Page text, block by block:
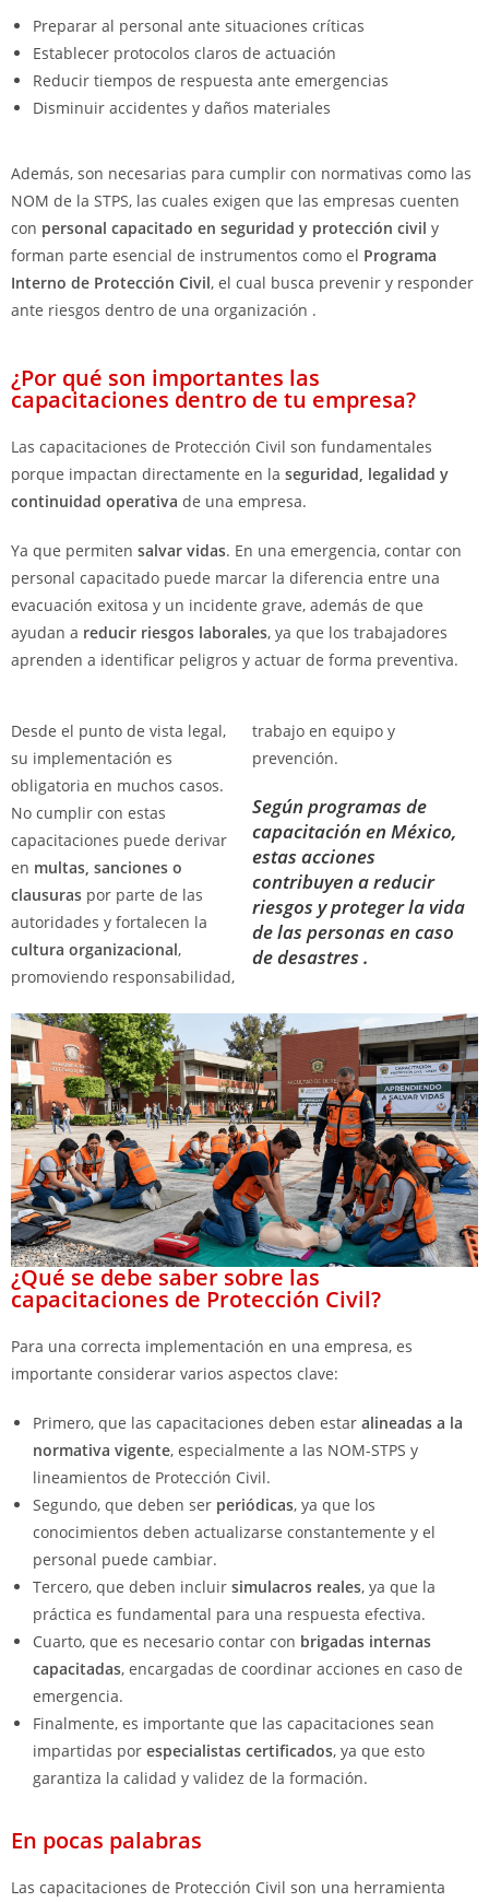
Preparar al personal ante situaciones críticas
Establecer protocolos claros de actuación
Reducir tiempos de respuesta ante emergencias
Disminuir accidentes y daños materiales
Además, son necesarias para cumplir con normativas como las
NOM de la STPS, las cuales exigen que las empresas cuenten
con personal capacitado en seguridad y protección civil y
forman parte esencial de instrumentos como el Programa
Interno de Protección Civil, el cual busca prevenir y responder
ante riesgos dentro de una organización .
¿Por qué son importantes las
capacitaciones dentro de tu empresa?
Las capacitaciones de Protección Civil son fundamentales
porque impactan directamente en la seguridad, legalidad y
continuidad operativa de una empresa.
Ya que permiten salvar vidas. En una emergencia, contar con
personal capacitado puede marcar la diferencia entre una
evacuación exitosa y un incidente grave, además de que
ayudan a reducir riesgos laborales, ya que los trabajadores
aprenden a identificar peligros y actuar de forma preventiva.
Desde el punto de vista legal,
su implementación es
obligatoria en muchos casos.
No cumplir con estas
capacitaciones puede derivar
en multas, sanciones o
clausuras por parte de las
autoridades y fortalecen la
cultura organizacional,
promoviendo responsabilidad,
trabajo en equipo y
prevención.
Según programas de
capacitación en México,
estas acciones
contribuyen a reducir
riesgos y proteger la vida
de las personas en caso
de desastres .
¿Qué se debe saber sobre las
capacitaciones de Protección Civil?
Para una correcta implementación en una empresa, es
importante considerar varios aspectos clave:
Primero, que las capacitaciones deben estar alineadas a la
normativa vigente, especialmente a las NOM-STPS y
lineamientos de Protección Civil.
Segundo, que deben ser periódicas, ya que los
conocimientos deben actualizarse constantemente y el
personal puede cambiar.
Tercero, que deben incluir simulacros reales, ya que la
práctica es fundamental para una respuesta efectiva.
Cuarto, que es necesario contar con brigadas internas
capacitadas, encargadas de coordinar acciones en caso de
emergencia.
Finalmente, es importante que las capacitaciones sean
impartidas por especialistas certificados, ya que esto
garantiza la calidad y validez de la formación.
En pocas palabras
Las capacitaciones de Protección Civil son una herramienta